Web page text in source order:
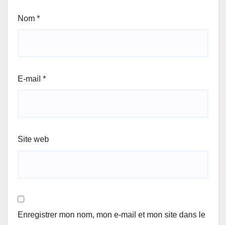
Nom *
E-mail *
Site web
Enregistrer mon nom, mon e-mail et mon site dans le